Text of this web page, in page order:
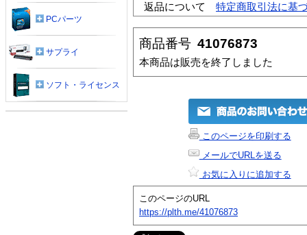
返品について
特定商取引法に基
商品番号 41076873
本商品は販売を終了しました
このページを印刷する
メールでURLを送る
お気に入りに追加する
このページのURL
https://plth.me/41076873
PCパーツ
サプライ
ソフト・ライセンス